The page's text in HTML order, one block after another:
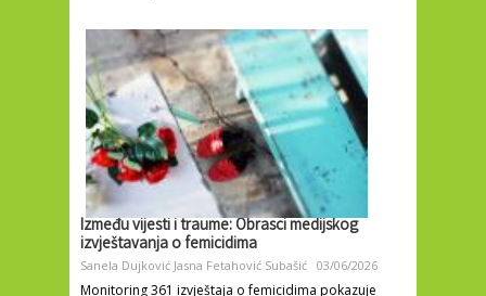
Između vijesti i traume: Obrasci medijskog
izvještavanja o femicidima
Sanela Dujković Jasna Fetahović Subašić 03/06/2026
Monitoring 361 izvještaja o femicidima pokazuje